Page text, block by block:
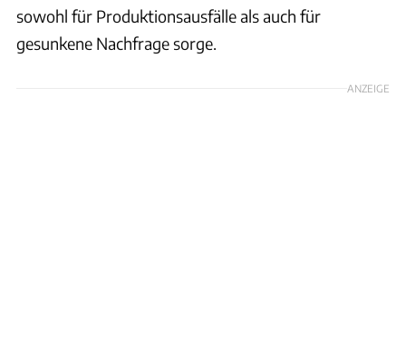
sowohl für Produktionsausfälle als auch für
gesunkene Nachfrage sorge.
ANZEIGE